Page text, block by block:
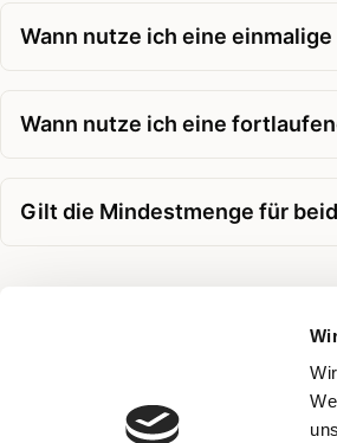
Wann nutze ich eine einmalige
Wann nutze ich eine
Gilt die Mindestmenge für
Verwandte